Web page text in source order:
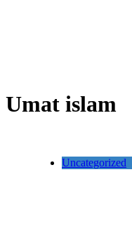
Umat islam
Uncategorized